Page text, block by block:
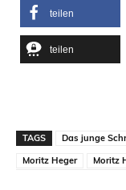
teilen
teilen
TAGS Das junge
Moritz Heger
Moritz